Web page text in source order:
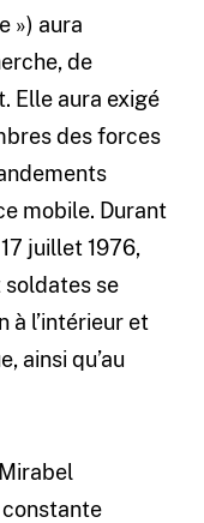
») aura
de
Elle aura exigé
des forces
mobile. Durant
juillet 1976,
soldates se
à l’intérieur et
ainsi qu’au
constante